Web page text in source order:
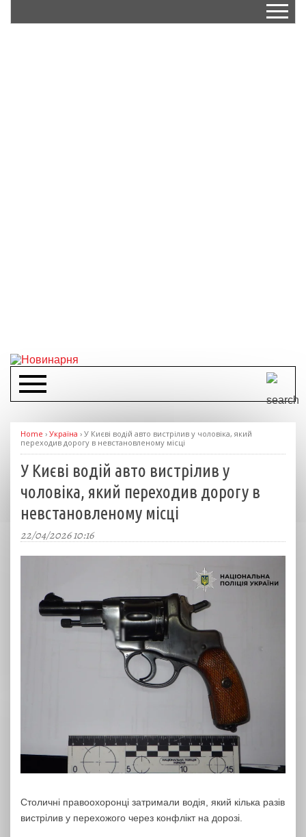
Home › Україна › У Києві водій авто вистрілив у чоловіка, який
переходив дорогу в невстановленому місці
У Києві водій авто вистрілив у
чоловіка, який переходив дорогу в
невстановленому місці
22/04/2026 10:16
Столичні правоохоронці затримали водія, який кілька разів
вистрілив у перехожого через конфлікт на дорозі.